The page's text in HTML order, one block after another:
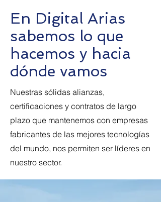
En Digital Arias
sabemos lo que
hacemos y hacia
dónde vamos
Nuestras sólidas alianzas,
certificaciones y contratos de largo
plazo que mantenemos con empresas
fabricantes de las mejores tecnologías
del mundo, nos permiten ser líderes en
nuestro sector.